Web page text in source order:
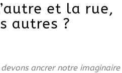
et la rue,
autres ?
ancrer notre imaginaire